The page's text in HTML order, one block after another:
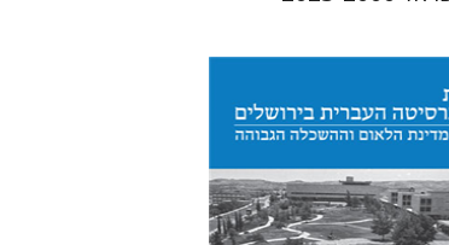
וייס עוזי רבהון